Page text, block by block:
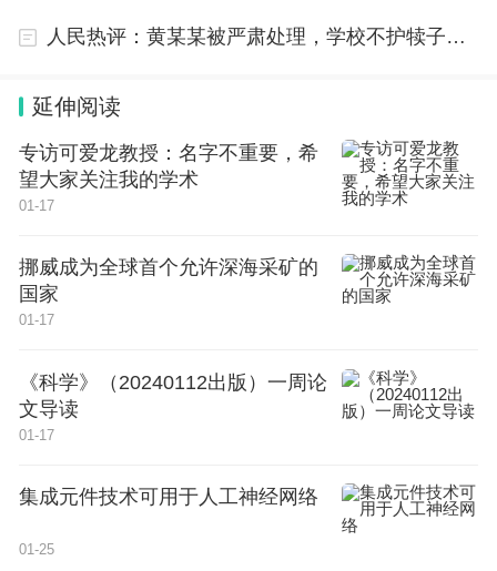
绍：“鸿蒙内核超越了传统内核，能够更适应全场景
以用户最关注的安全问题为例，华为终端云总裁朱勇
刚介绍，鸿蒙操作系统底层进行了创新的隐私保护设
计，当用户用手机给自己的亲友发送一张照片，所使
在此次发送后此权限就会失效，避免出现手机应用借
机获取用户完整照片图库等隐私信息的问题。
记者注意到，首批开发鸿蒙原生应用的企业覆盖了众
多领域，包括支付宝、美团、京东等生活消费应用，
等金融理财应用，微博、小红书等社交资讯应用，W
PS、钉钉等办公应用。据悉，自去年9月华为对Har
monyOS NEXT进行“预告”以来，首批200多个鸿蒙
人民热评：黄某某被严肃处理，学校不护犊子值得点赞
延伸阅读
专访可爱龙教授：名字不重要，希
望大家关注我的学术
01-17
挪威成为全球首个允许深海采矿的
国家
01-17
《科学》（20240112出版）一周论
文导读
01-17
集成元件技术可用于人工神经网络
01-25